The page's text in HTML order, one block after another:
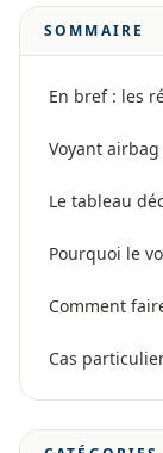
SOMMAIRE
En bref : les
Voyant
Le tableau
Pourquoi le
Comment
Cas